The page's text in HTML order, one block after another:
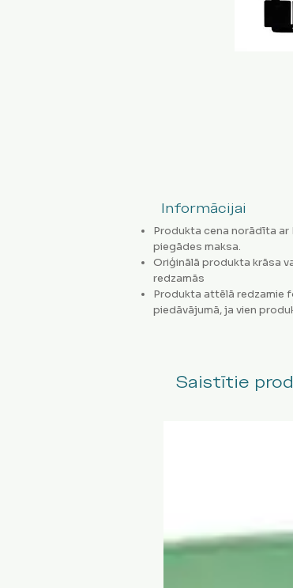
Informācijai
Produkta cena norādīta
piegādes maksa.
Oriģinālā produkta krāsa
redzamās
Produkta attēlā redzamie
piedāvājumā, ja vien
Saistītie